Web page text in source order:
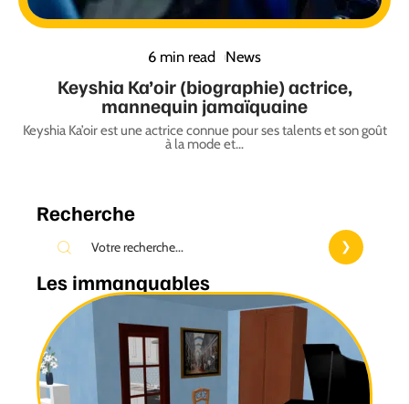
6 min read News
Keyshia Ka’oir (biographie) actrice,
mannequin jamaïquaine
Keyshia Ka’oir est une actrice connue pour ses talents et son goût
à la mode et…
Recherche
Les immanquables